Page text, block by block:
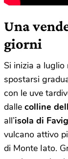
Una
giorni
Si inizia a luglio
spostarsi
con le uve
dalle colline
all’isola di
vulcano attivo
di Monte Iato.